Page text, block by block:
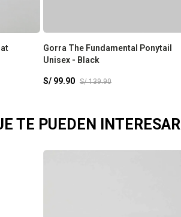
Gorra The Fundamental Ponytail
Unisex - Black
S/ 99.90 S/ 139.90
TE PUEDEN INTERESAR